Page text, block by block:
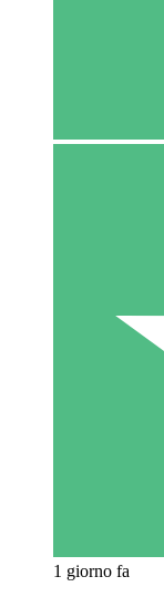
1 giorno fa